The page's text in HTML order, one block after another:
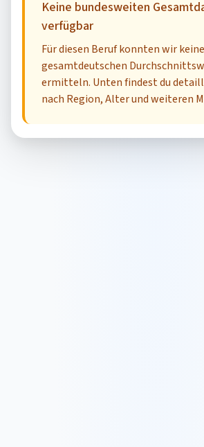
Keine bundesweiten
verfügbar
Für diesen Beruf konnten wir keine
gesamtdeutschen
ermitteln. Unten findest du
nach Region, Alter und weiteren